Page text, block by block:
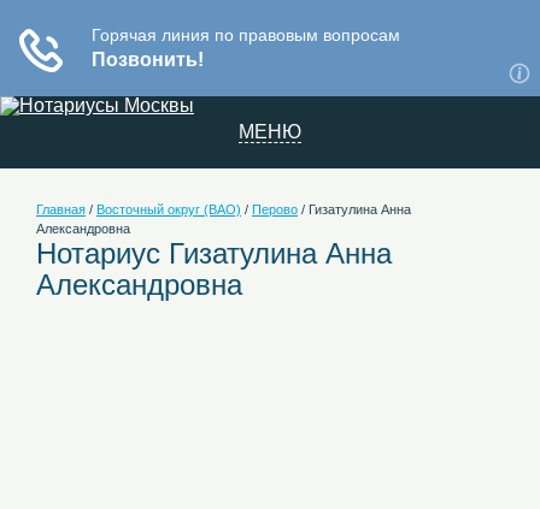
МЕНЮ
Главная / Восточный округ (ВАО) / Перово / Гизатулина Анна
Александровна
Нотариус Гизатулина Анна
Александровна